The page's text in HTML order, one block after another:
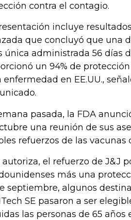
contra el contagio.
incluye
que concluyó que una
única administrada 56 días
un 94% de
enfermedad en EE.UU.,
pasada, la FDA
una reunión de sus
refuerzos de las vacunas
autoriza, el refuerzo de J&J
más una
septiembre, algunos
SE pasaron a ser
las personas de 65 años